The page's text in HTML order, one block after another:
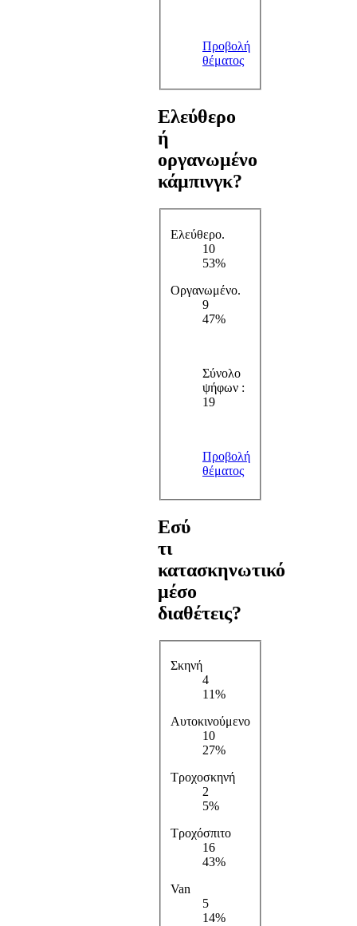
Προβολή
θέματος
Ελεύθερο
ή
οργανωμένο
κάμπινγκ?
Ελεύθερο.
10
53%
Οργανωμένο.
9
47%
Σύνολο
ψήφων :
19
Προβολή
θέματος
Εσύ
τι
κατασκηνωτικό
μέσο
διαθέτεις?
Σκηνή
4
11%
Αυτοκινούμενο
10
27%
Τροχοσκηνή
2
5%
Τροχόσπιτο
16
43%
Van
5
14%